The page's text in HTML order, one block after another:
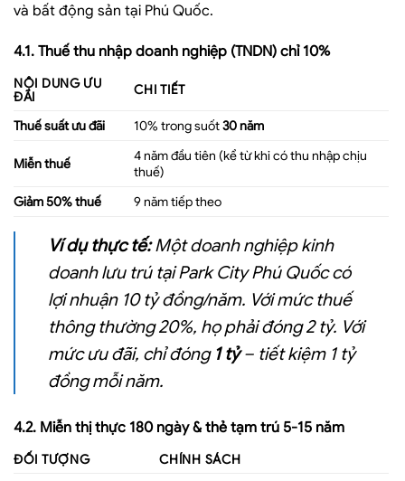
và bất động sản tại Phú Quốc.
4.1. Thuế thu nhập doanh nghiệp (TNDN) chỉ 10%
NỘI DUNG ƯU
ĐÃI
CHI TIẾT
Thuế suất ưu đãi 10% trong suốt30 năm
Miễn thuế
4 năm đầu tiên (kể từ khi có thu nhập chịu
thuế)
Giảm 50% thuế
9 năm tiếp theo
Ví dụ thực tế:Một doanh nghiệp kinh
doanh lưu trú tại Park City Phú Quốc có
lợi nhuận 10 tỷ đồng/năm. Với mức thuế
thông thường 20%, họ phải đóng 2 tỷ. Với
mức ưu đãi, chỉ đóng 1 tỷ– tiết kiệm 1 tỷ
đồng mỗi năm.
4.2. Miễn thị thực 180 ngày & thẻ tạm trú 5-15 năm
ĐỐI TƯỢNG CHÍNH SÁCH